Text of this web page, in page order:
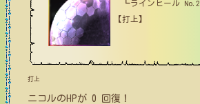
┗ラインヒール No.2
【打上】
打上
ニコルの HPが 0 回復！